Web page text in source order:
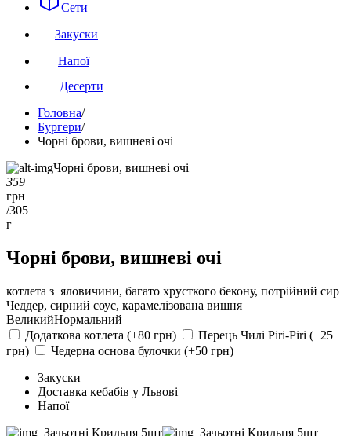
Сети
Закуски
Напої
Десерти
Головна/
Бургери/
Чорні брови, вишневі очі
359
грн
/305
г
Чорні брови, вишневі очі
котлета з яловичини, багато хрусткого бекону, потрійний сир
Чеддер, сирний соус, карамелізована вишня
ВеликийНормальний
Додаткова котлета (+80 грн)
Перець Чилі Piri-Piri (+25
грн)
Чедерна основа булочки (+50 грн)
Закуски
Доставка кебабів у Львові
Напої